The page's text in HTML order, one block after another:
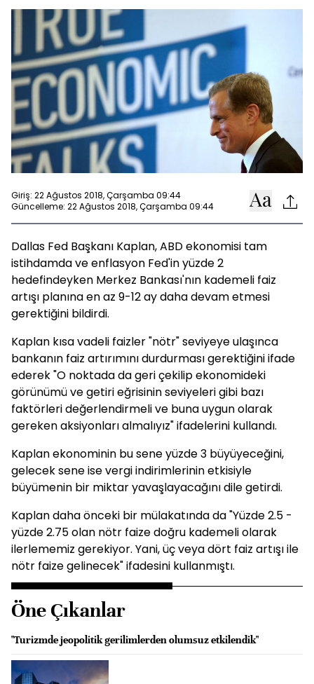
Giriş: 22 Ağustos 2018, Çarşamba 09:44
Güncelleme: 22 Ağustos 2018, Çarşamba 09:44
Dallas Fed Başkanı Kaplan, ABD ekonomisi tam
istihdamda ve enflasyon Fed'in yüzde 2
hedefindeyken Merkez Bankası'nın kademeli faiz
artışı planına en az 9-12 ay daha devam etmesi
gerektiğini bildirdi.
Kaplan kısa vadeli faizler "nötr" seviyeye ulaşınca
bankanın faiz artırımını durdurması gerektiğini ifade
ederek "O noktada da geri çekilip ekonomideki
görünümü ve getiri eğrisinin seviyeleri gibi bazı
faktörleri değerlendirmeli ve buna uygun olarak
gereken aksiyonları almalıyız" ifadelerini kullandı.
Kaplan ekonominin bu sene yüzde 3 büyüyeceğini,
gelecek sene ise vergi indirimlerinin etkisiyle
büyümenin bir miktar yavaşlayacağını dile getirdi.
Kaplan daha önceki bir mülakatında da "Yüzde 2.5 -
yüzde 2.75 olan nötr faize doğru kademeli olarak
ilerlememiz gerekiyor. Yani, üç veya dört faiz artışı ile
nötr faize gelinecek" ifadesini kullanmıştı.
Öne Çıkanlar
"Turizmde jeopolitik gerilimlerden olumsuz etkilendik"